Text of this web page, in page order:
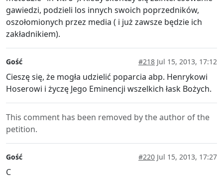
gawiedzi, podzieli los innych swoich poprzedników,
oszołomionych przez media ( i już zawsze będzie ich
zakładnikiem).
Gość #218 Jul 15, 2013, 17:12
Cieszę się, że mogła udzielić poparcia abp. Henrykowi
Hoserowi i życzę Jego Eminencji wszelkich łask Bożych.
This comment has been removed by the author of the
petition.
Gość #220 Jul 15, 2013, 17:27
C